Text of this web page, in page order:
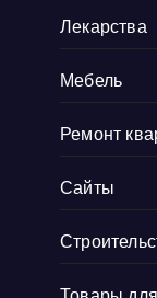
Лекарства
Мебель
Ремонт
Сайты